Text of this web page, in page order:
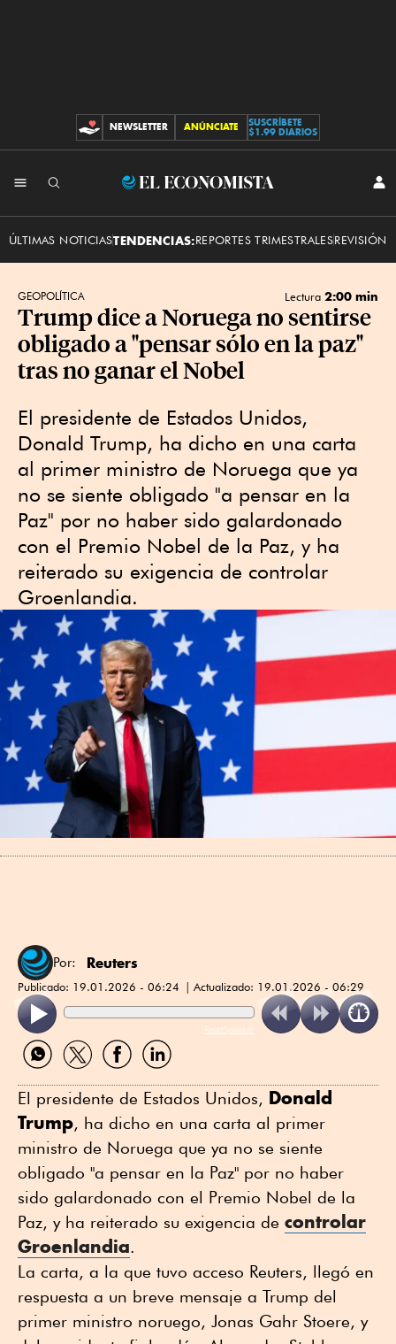
CONTRIBUCIONES
NEWSLETTER ANÚNCIATE
SUSCRÍBETE
$1.99 DIARIOS
El
ÚLTIMAS NOTICIASTENDENCIAS:REPORTES TRIMESTRALESREVISIÓN
GEOPOLÍTICA Lectura 2:00 min
Trump dice a Noruega no sentirse
obligado a "pensar sólo en la paz"
tras no ganar el Nobel
El ‍presidente de Estados Unidos,
Donald Trump, ha dicho en una carta
al ‍primer ministro de Noruega que ya
no se siente obligado "a pensar en la
Paz" por no haber ‍sido galardonado
con el Premio Nobel de la Paz, y ​ha
reiterado su exigencia de controlar
Groenlandia.
Por: Reuters
Publicado: 19.01.2026 - 06:24 Actualizado: 19.01.2026 - 06:29
ReadSpeaker
Compartir
por
Compartir
por
Compartir
por
Compartir
por
El presidente de Estados Unidos, Donald
Trump, ha dicho en una carta al primer
ministro de Noruega que ya no se siente
obligado "a pensar en la Paz" por no haber
sido galardonado con el Premio Nobel de la
Paz, y ha reiterado su exigencia de controlar
Groenlandia.
La carta, a la que tuvo acceso Reuters, llegó en
respuesta a un breve mensaje a Trump del
primer ministro noruego, Jonas ⁠Gahr Stoere, y